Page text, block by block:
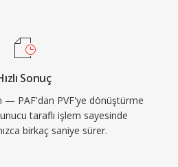
Sonuç
— PAF'dan PVF'ye dönüştürme
taraflı işlem sayesinde
birkaç saniye sürer.